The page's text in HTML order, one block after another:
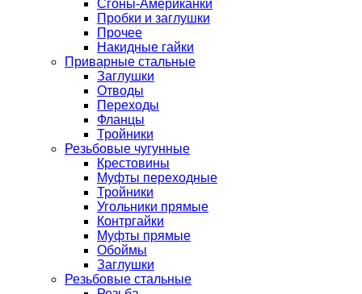
Сгоны-Американки
Пробки и заглушки
Прочее
Накидные гайки
Приварные стальные
Заглушки
Отводы
Переходы
Фланцы
Тройники
Резьбовые чугунные
Крестовины
Муфты переходные
Тройники
Угольники прямые
Контргайки
Муфты прямые
Обоймы
Заглушки
Резьбовые стальные